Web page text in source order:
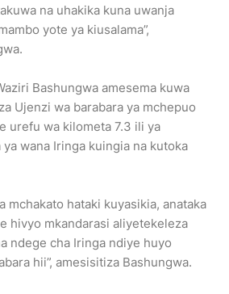
na uhakika kuna uwanja
yote ya kiusalama”,
Bashungwa amesema kuwa
Ujenzi wa barabara ya mchepuo
urefu wa kilometa 7.3 ili ya
ya wana Iringa kuingia na kutoka
mchakato hataki kuyasikia, anataka
hivyo mkandarasi aliyetekeleza
ndege cha Iringa ndiye huyo
hii”, amesisitiza Bashungwa.